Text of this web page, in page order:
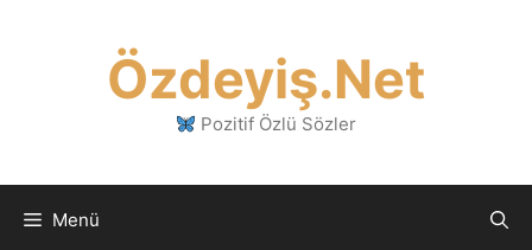
Özdeyiş.Net
Pozitif Özlü Sözler
Menü